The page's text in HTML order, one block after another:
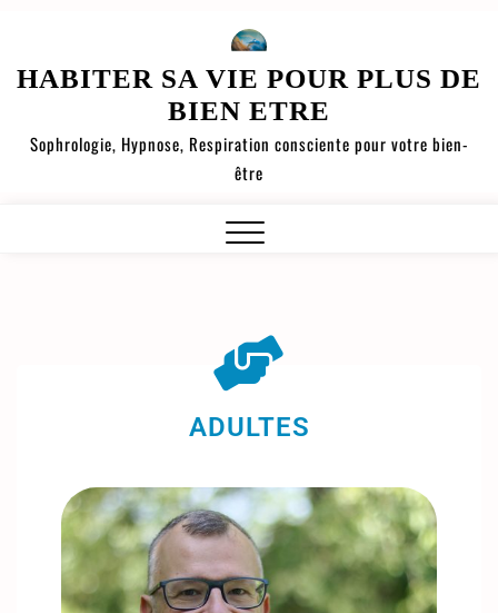
HABITER SA VIE POUR PLUS DE
BIEN ETRE
Sophrologie, Hypnose, Respiration consciente pour votre bien-
être
ADULTES